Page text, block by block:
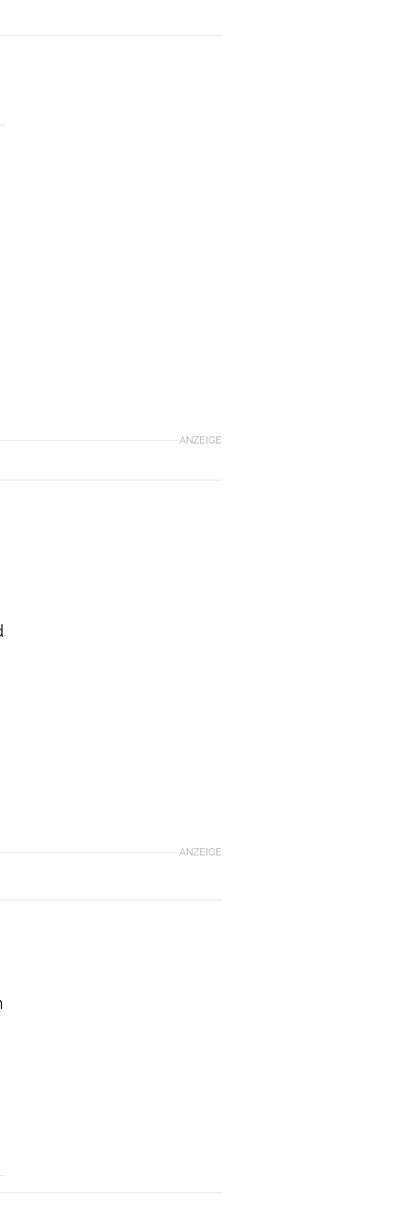
ANZEIGE
ANZEIGE